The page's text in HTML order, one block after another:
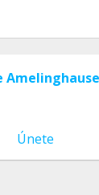
Únete